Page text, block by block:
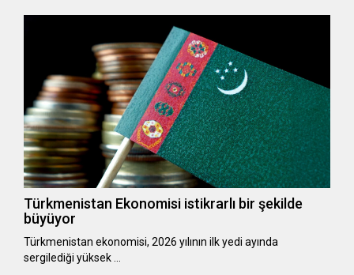
Türkmenistan Ekonomisi istikrarlı bir şekilde
büyüyor
Türkmenistan ekonomisi, 2026 yılının ilk yedi ayında
sergilediği yüksek …